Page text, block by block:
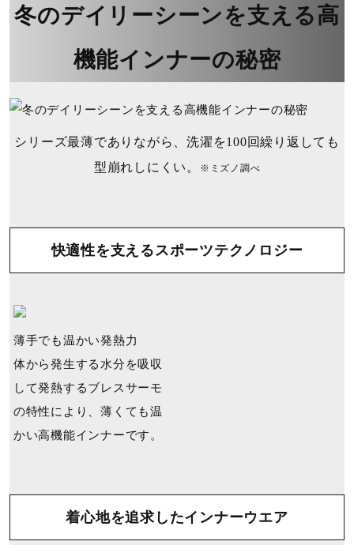
冬のデイリーシーンを⽀える⾼
機能インナーの秘密
シリーズ最薄でありながら、洗濯を100回繰り返しても
型崩れしにくい。
※ミズノ調べ
快適性を⽀えるスポーツテクノロジー
薄⼿でも温かい発熱⼒
体から発⽣する⽔分を吸収
して発熱するブレスサーモ
の特性により、薄くても温
かい⾼機能インナーです。
着⼼地を追求したインナーウエア